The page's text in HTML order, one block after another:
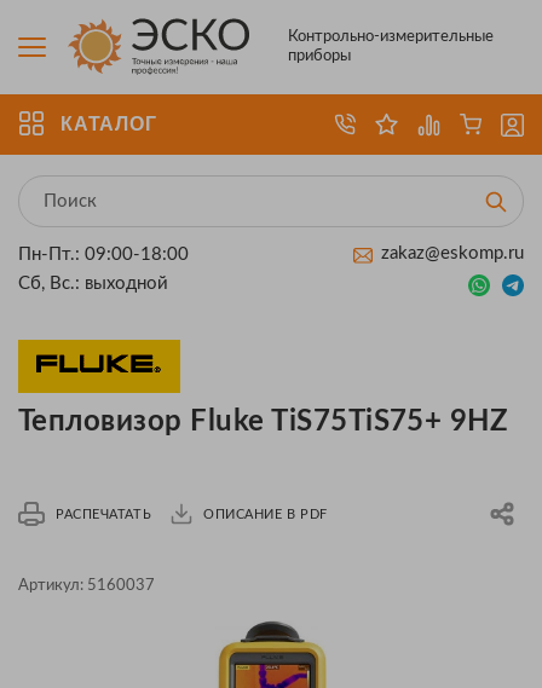
Контрольно-измерительные
приборы
КАТАЛОГ
Пн-Пт.: 09:00-18:00
Сб, Вс.: выходной
zakaz@eskomp.ru
Тепловизор Fluke TiS75TiS75+ 9HZ
РАСПЕЧАТАТЬ ОПИСАНИЕ В PDF
Артикул: 5160037